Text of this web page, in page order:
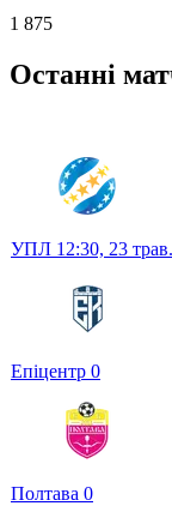
1 875
Останні
УПЛ 12:30, 23
Епіцентр 0
Полтава 0